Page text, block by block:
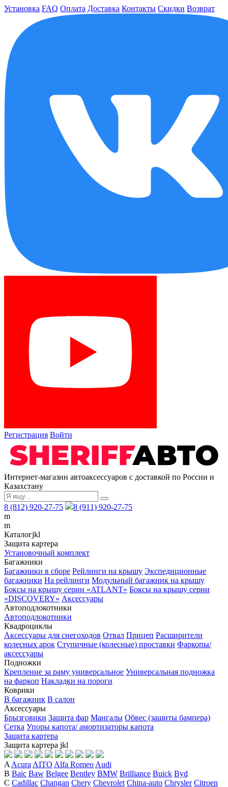
Установка FAQ Оплата Доставка Контакты Скидки Возврат
Регистрация Войти
Интернет-магазин автоаксессуаров с доставкой по России и
Казахстану
8 (812) 920-27-75
8 (911) 920-27-75
m
m
Каталогjkl
Защита картера
Установочный комплект
Багажники
Багажники в сборе Рейлинги на крышу Экспедиционные
багажники На рейлинги Модульный багажник на крышу
Боксы на крышу серии «ATLANT» Боксы на крышу серии
«DISCOVERY» Аксессуары
Автоподлокотники
Автоподлокотники
Квадроциклы
Аксессуары для снегоходов Отвал Прицеп Расширители
колесных арок Ступичные (колесные) проставки Фаркопы/
аксессуары
Подножки
Крепление за раму универсальное Универсальная подножка
на фаркоп Накладки на пороги
Коврики
В багажник В салон
Аксессуары
Брызговики Защита фар Мангалы Обвес (защиты бампера)
Сетка Упоры капота/ амортизаторы капота
Защита картера
Защита картера jkl
A Acura AITO Alfa Romeo Audi
B Baic Baw Belgee Bentley BMW Brilliance Buick Byd
C Cadillac Changan Chery Chevrolet China-auto Chrysler Citroen